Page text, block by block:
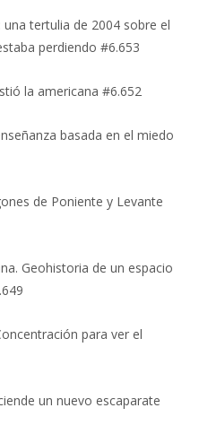
una tertulia de 2004 sobre el
perdiendo #6.653
la americana #6.652
basada en el miedo
de Poniente y Levante
Geohistoria de un espacio
para ver el
un nuevo escaparate